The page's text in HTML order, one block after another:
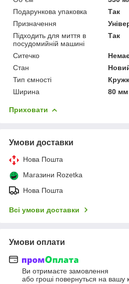
Подарункова упаковка
Так
Призначення
Підходить для миття в
посудомийній машині
Так
Ситечко
Стан
Тип ємності
Ширина
80 мм
Приховати
Умови доставки
Нова Пошта
Магазини Rozetka
Нова Пошта
Всі умови доставки
Умови оплати
Ви отримаєте замовлення
або гроші повернуться на вашу